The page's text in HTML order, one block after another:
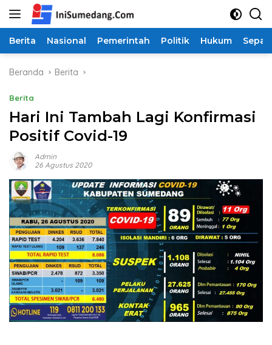
Langsung
Berita Nasional Pemerintah Politik Hukum
Beranda Berita
Berita
Hari Ini Tambah Lagi Konfirmasi
Positif Covid-19
Admin
26 Agustus 2020